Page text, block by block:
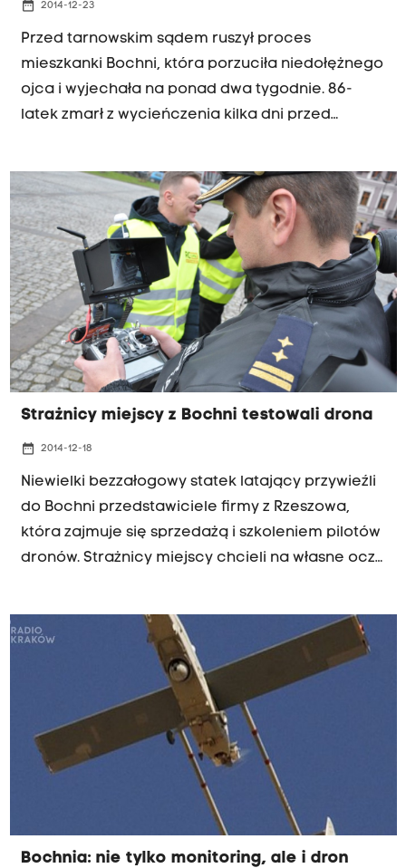
date_range 2014-12-23
Przed tarnowskim sądem ruszył proces
mieszkanki Bochni, która porzuciła niedołężnego
ojca i wyjechała na ponad dwa tygodnie. 86-
latek zmarł z wycieńczenia kilka dni przed
dożywocie, po pierwszej rozprawie została - na
wniosek obrony - zwolniona przez sąd z 9-
miesięcznego aresztu. Sąd uznał, że na tym
etapie sprawy, kobieta nie może już mataczyć, a
ze względu na wiek, sytuację życiową i stan
zdrowia nie ucieknie za granicę.
Strażnicy miejscy z Bochni testowali drona
date_range 2014-12-18
Niewielki bezzałogowy statek latający przywieźli
do Bochni przedstawiciele firmy z Rzeszowa,
która zajmuje się sprzedażą i szkoleniem pilotów
dronów. Strażnicy miejscy chcieli na własne oczy
Bochnia: nie tylko monitoring, ale i dron